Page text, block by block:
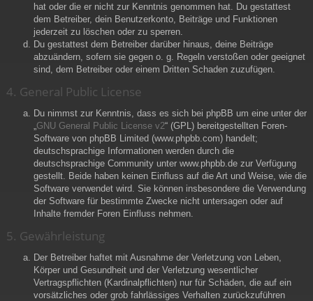
hat oder die er nicht zur Kenntnis genommen hat. Du gestattest
dem Betreiber, dein Benutzerkonto, Beiträge und Funktionen
jederzeit zu löschen oder zu sperren.
Du gestattest dem Betreiber darüber hinaus, deine Beiträge
abzuändern, sofern sie gegen o. g. Regeln verstoßen oder geeignet
sind, dem Betreiber oder einem Dritten Schaden zuzufügen.
4. General Public License
Du nimmst zur Kenntnis, dass es sich bei phpBB um eine unter der
GNU General Public License v2“ (GPL) bereitgestellten Foren-
Software von phpBB Limited (www.phpbb.com) handelt;
deutschsprachige Informationen werden durch die
deutschsprachige Community unter www.phpbb.de zur Verfügung
gestellt. Beide haben keinen Einfluss auf die Art und Weise, wie die
Software verwendet wird. Sie können insbesondere die Verwendung
der Software für bestimmte Zwecke nicht untersagen oder auf
Inhalte fremder Foren Einfluss nehmen.
5. Gewährleistung
Der Betreiber haftet mit Ausnahme der Verletzung von Leben,
Körper und Gesundheit und der Verletzung wesentlicher
Vertragspflichten (Kardinalpflichten) nur für Schäden, die auf ein
vorsätzliches oder grob fahrlässiges Verhalten zurückzuführen